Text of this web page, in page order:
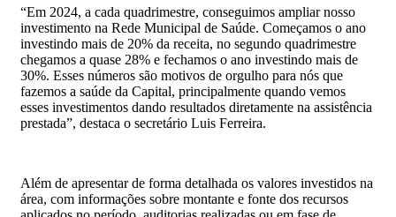
“Em 2024, a cada quadrimestre, conseguimos ampliar nosso
investimento na Rede Municipal de Saúde. Começamos o ano
investindo mais de 20% da receita, no segundo quadrimestre
chegamos a quase 28% e fechamos o ano investindo mais de
30%. Esses números são motivos de orgulho para nós que
fazemos a saúde da Capital, principalmente quando vemos
esses investimentos dando resultados diretamente na assistência
prestada”, destaca o secretário Luis Ferreira.
Além de apresentar de forma detalhada os valores investidos na
área, com informações sobre montante e fonte dos recursos